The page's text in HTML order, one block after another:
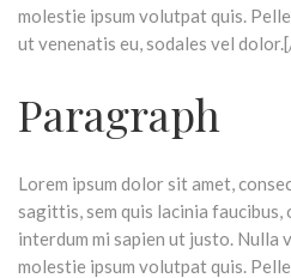
molestie ipsum volutpat quis.
ut venenatis eu, sodales vel
Paragraph
Lorem ipsum dolor sit amet,
sagittis, sem quis lacinia
interdum mi sapien ut justo. Nulla
molestie ipsum volutpat quis.